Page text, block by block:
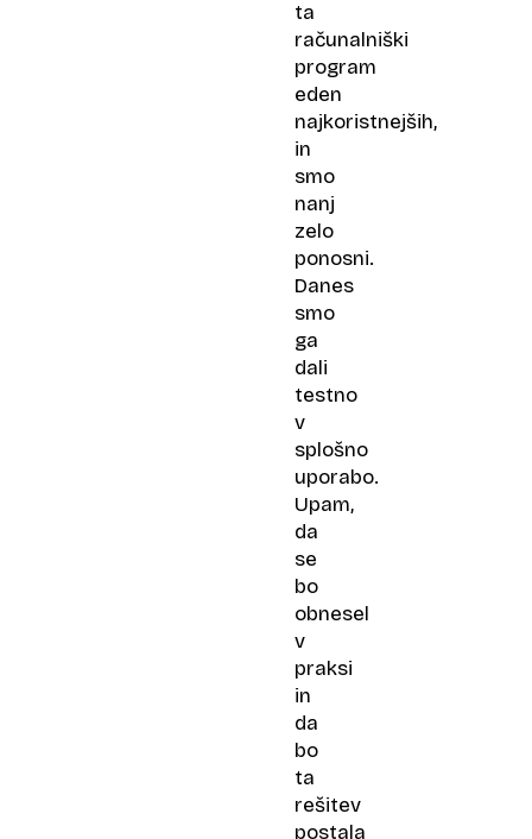
ta
računalniški
program
eden
najkoristnejših,
in
smo
nanj
zelo
ponosni.
Danes
smo
ga
dali
testno
v
splošno
uporabo.
Upam,
da
se
bo
obnesel
v
praksi
in
da
bo
ta
rešitev
postala